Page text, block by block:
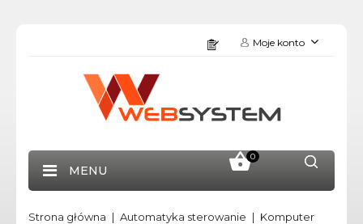
Moje konto
0
MENU
Strona główna Automatyka sterowanie
Komputer